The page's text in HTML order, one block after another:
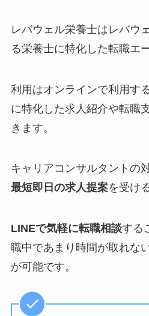
レバウェル栄養士はレバウ
る栄養士に特化した転職エ
利用はオンラインで利用す
に特化した求人紹介や転職
きます。
キャリアコンサルタントの
最短即日の求人提案を受け
LINEで気軽に転職相談する
職中であまり時間が取れな
が可能です。